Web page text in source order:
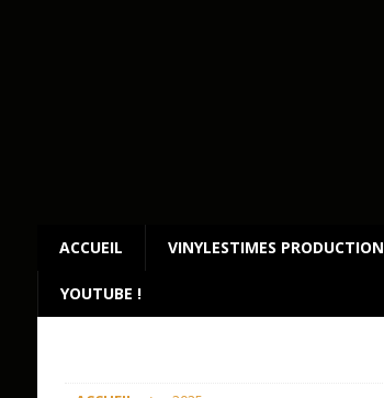
ACCUEIL VINYLESTIMES PRODUCTION
YOUTUBE !